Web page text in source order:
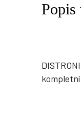
Popis